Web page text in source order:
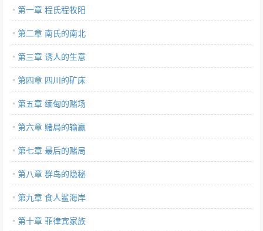
第一章 程氏程牧阳
第二章 南氏的南北
第三章 诱人的生意
第四章 四川的矿床
第五章 缅甸的赌场
第六章 赌局的输赢
第七章 最后的赌局
第八章 群岛的隐秘
第九章 食人鲨海岸
第十章 菲律宾家族